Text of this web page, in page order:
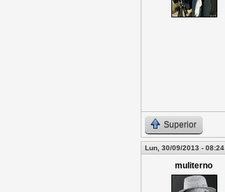
Superior
Lun, 30/09/2013 - 08:24
muliterno